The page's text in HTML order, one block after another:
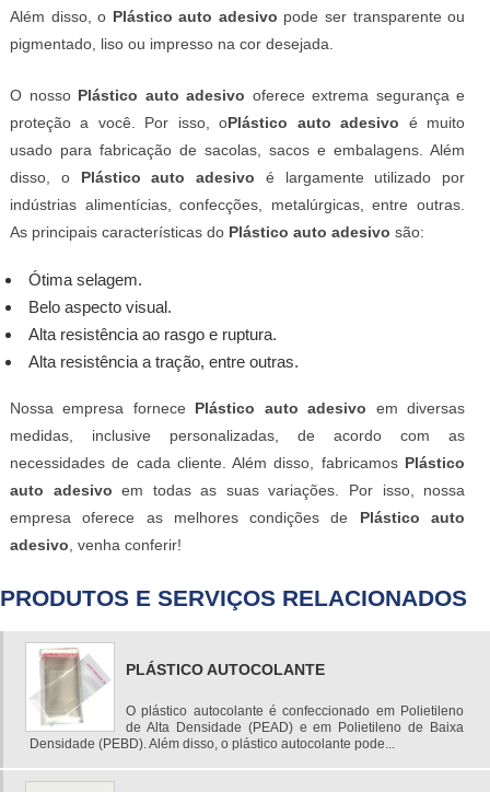
Além disso, o Plástico auto adesivo pode ser transparente ou
pigmentado, liso ou impresso na cor desejada.
O nosso Plástico auto adesivo oferece extrema segurança e
proteção a você. Por isso, oPlástico auto adesivo é muito
usado para fabricação de sacolas, sacos e embalagens. Além
disso, o Plástico auto adesivo é largamente utilizado por
indústrias alimentícias, confecções, metalúrgicas, entre outras.
As principais características do Plástico auto adesivo são:
Ótima selagem.
Belo aspecto visual.
Alta resistência ao rasgo e ruptura.
Alta resistência a tração, entre outras.
Nossa empresa fornece Plástico auto adesivo em diversas
medidas, inclusive personalizadas, de acordo com as
necessidades de cada cliente. Além disso, fabricamos Plástico
auto adesivoem todas as suas variações. Por isso, nossa
empresa oferece as melhores condições de Plástico auto
adesivo, venha conferir!
PRODUTOS E SERVIÇOS RELACIONADOS
PLÁSTICO AUTOCOLANTE
O plástico autocolante é confeccionado em Polietileno
de Alta Densidade (PEAD) e em Polietileno de Baixa
Densidade (PEBD). Além disso, o plástico autocolante pode...